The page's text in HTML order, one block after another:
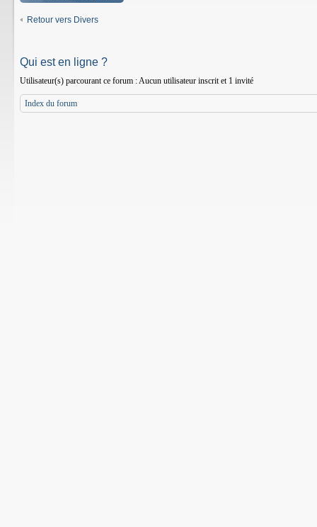
Retour vers Divers
Qui est en ligne ?
Utilisateur(s) parcourant ce forum : Aucun utilisateur inscrit et 1 invité
Index du forum